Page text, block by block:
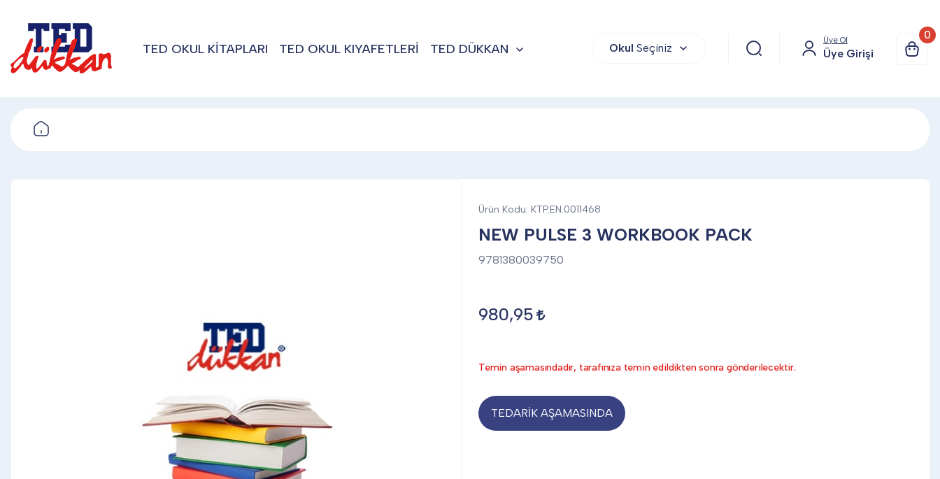
TED OKUL KİTAPLARI TED OKUL KIYAFETLERİ TED DÜKKAN Okul Seçiniz
Üye Ol
Üye Girişi
0
Ürün Kodu: KTP.EN.0011468
NEW PULSE 3 WORKBOOK PACK
9781380039750
980,95
Temin aşamasındadır, tarafınıza temin edildikten sonra gönderilecektir.
TEDARİK AŞAMASINDA